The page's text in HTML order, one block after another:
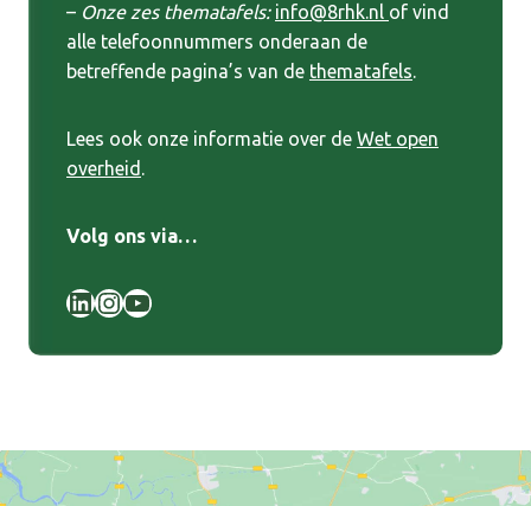
– Onze zes thematafels: info@8rhk.nl of vind
alle telefoonnummers onderaan de
betreffende pagina’s van de thematafels.
Lees ook onze informatie over de Wet open
overheid .
Volg ons via…
LinkedIn InstagramYouTube